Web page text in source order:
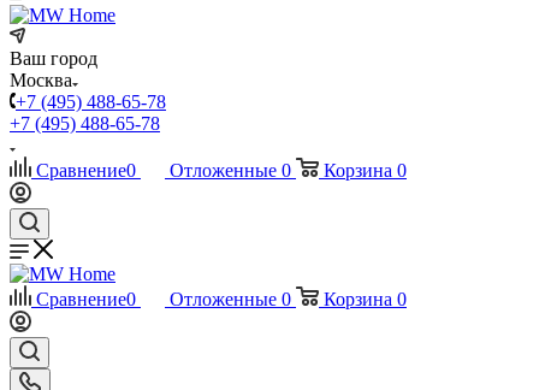
Ваш город
Москва
+7 (495) 488-65-78
+7 (495) 488-65-78
Сравнение0 Отложенные 0 Корзина 0
Сравнение0 Отложенные 0 Корзина 0